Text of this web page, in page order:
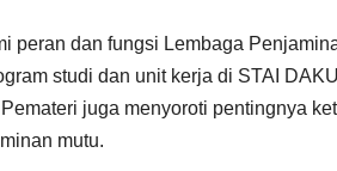
peran dan fungsi Lembaga
studi dan unit kerja di STAI
juga menyoroti pentingnya
mutu.